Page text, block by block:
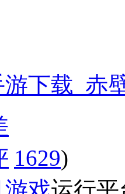
下载_赤
1629)